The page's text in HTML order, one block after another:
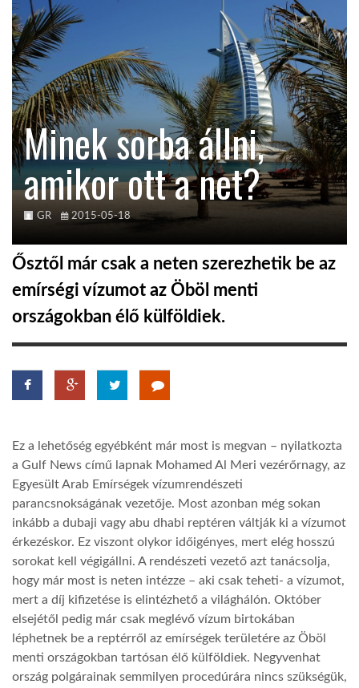
HÍR3D
TROPICALMAGAZIN
GLOBOTV
AFRIKA TUDÁSTÁR
A NAP SZÉPE
LINKTR.EE
GLOBOZSARU
DOBRAVERO.HU
Minek sorba állni,
amikor ott a net?
GR 2015-05-18
Ősztől már csak a neten szerezhetik be az
emírségi vízumot az Öböl menti
országokban élő külföldiek.
Ez a lehetőség egyébként már most is megvan – nyilatkozta
a Gulf News című lapnak Mohamed Al Meri vezérőrnagy, az
Egyesült Arab Emírségek vízumrendészeti
parancsnokságának vezetője. Most azonban még sokan
inkább a dubaji vagy abu dhabi reptéren váltják ki a vízumot
érkezéskor. Ez viszont olykor időigényes, mert elég hosszú
sorokat kell végigállni. A rendészeti vezető azt tanácsolja,
hogy már most is neten intézze – aki csak teheti- a vízumot,
mert a díj kifizetése is elintézhető a világhálón. Október
elsejétől pedig már csak meglévő vízum birtokában
léphetnek be a reptérről az emírségek területére az Öböl
menti országokban tartósan élő külföldiek. Negyvenhat
ország polgárainak semmilyen procedúrára nincs szükségük,